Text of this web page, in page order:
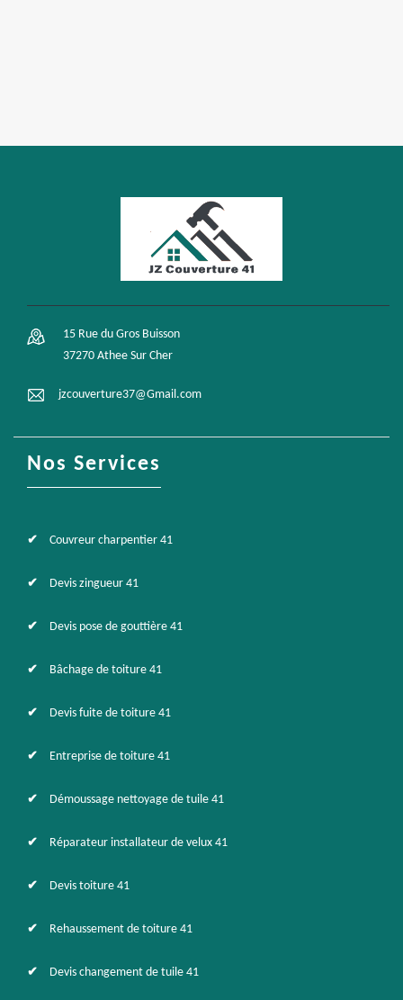
15 Rue du Gros Buisson
37270 Athee Sur Cher
jzcouverture37@Gmail.com
Nos Services
Couvreur charpentier 41
Devis zingueur 41
Devis pose de gouttière 41
Bâchage de toiture 41
Devis fuite de toiture 41
Entreprise de toiture 41
Démoussage nettoyage de tuile 41
Réparateur installateur de velux 41
Devis toiture 41
Rehaussement de toiture 41
Devis changement de tuile 41